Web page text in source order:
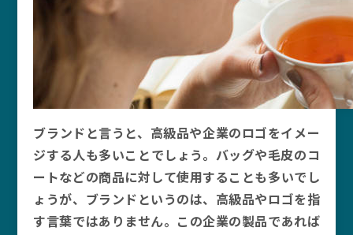
ブランドと言うと、高級品や企業のロゴをイメー
ジする人も多いことでしょう。バッグや毛皮のコ
ートなどの商品に対して使用することも多いでし
ょうが、ブランドというのは、高級品やロゴを指
す言葉ではありません。この企業の製品であれば